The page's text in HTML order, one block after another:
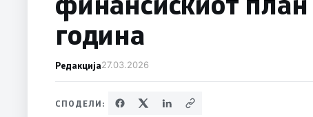
година
Редакција27.03.2026
СПОДЕЛИ: